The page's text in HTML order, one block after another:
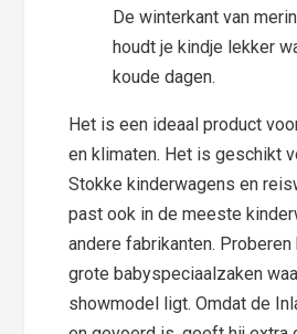
De winterkant van
houdt je kindje lekker
koude dagen.
Het is een ideaal product
en klimaten. Het is geschikt
Stokke kinderwagens en
past ook in de meeste
andere fabrikanten. Proberen
grote babyspeciaalzaken
showmodel ligt. Omdat de